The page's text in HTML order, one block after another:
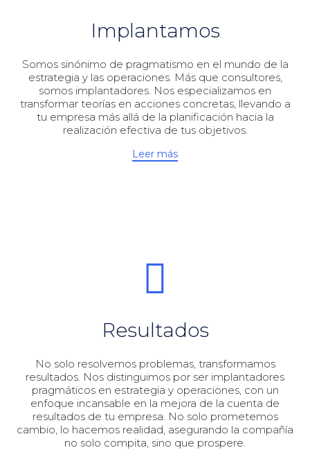
Implantamos
Somos sinónimo de pragmatismo en el mundo de la
estrategia y las operaciones. Más que consultores,
somos implantadores. Nos especializamos en
transformar teorías en acciones concretas, llevando a
tu empresa más allá de la planificación hacia la
realización efectiva de tus objetivos.
Leer más
Resultados
No solo resolvemos problemas, transformamos
resultados. Nos distinguimos por ser implantadores
pragmáticos en estrategia y operaciones, con un
enfoque incansable en la mejora de la cuenta de
resultados de tu empresa. No solo prometemos
cambio, lo hacemos realidad, asegurando la compañía
no solo compita, sino que prospere.